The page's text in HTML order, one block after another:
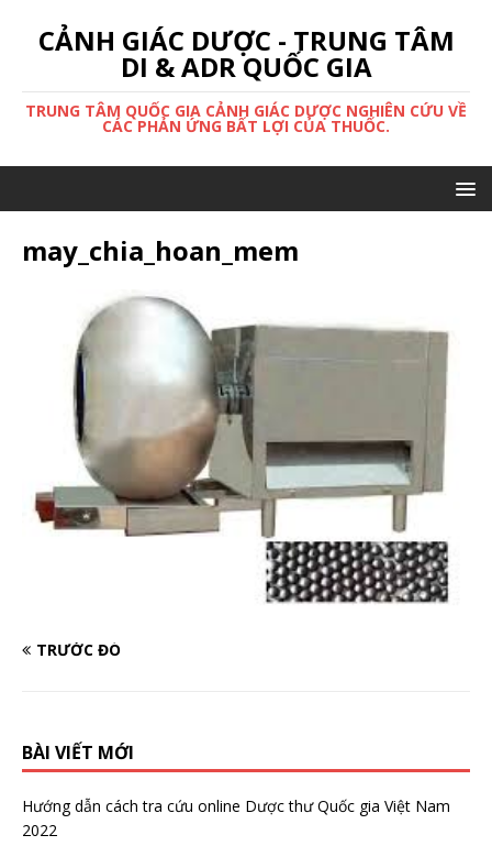
CẢNH GIÁC DƯỢC - TRUNG TÂM
DI & ADR QUỐC GIA
TRUNG TÂM QUỐC GIA CẢNH GIÁC DƯỢC NGHIÊN CỨU VỀ
CÁC PHẢN ỨNG BẤT LỢI CỦA THUỐC.
may_chia_hoan_mem
TRƯỚC ĐÓ
BÀI VIẾT MỚI
Hướng dẫn cách tra cứu online Dược thư Quốc gia Việt Nam
2022